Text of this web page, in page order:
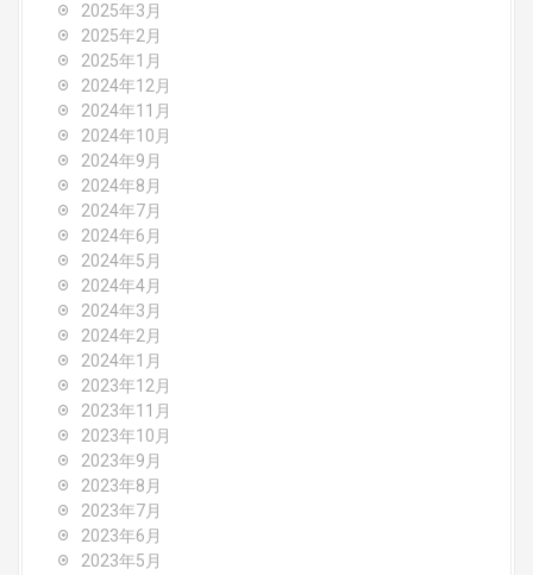
2025年3月
2025年2月
2025年1月
2024年12月
2024年11月
2024年10月
2024年9月
2024年8月
2024年7月
2024年6月
2024年5月
2024年4月
2024年3月
2024年2月
2024年1月
2023年12月
2023年11月
2023年10月
2023年9月
2023年8月
2023年7月
2023年6月
2023年5月